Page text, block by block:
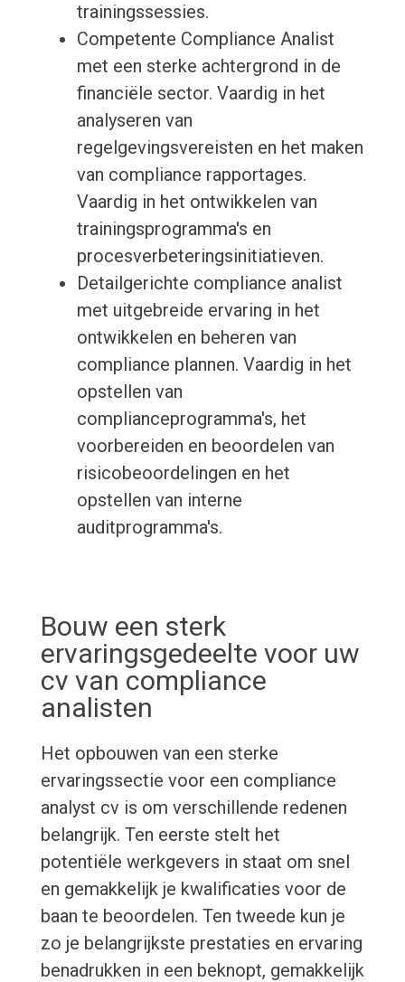
trainingssessies.
Competente Compliance Analist
met een sterke achtergrond in de
financiële sector. Vaardig in het
analyseren van
regelgevingsvereisten en het maken
van compliance rapportages.
Vaardig in het ontwikkelen van
trainingsprogramma's en
procesverbeteringsinitiatieven.
Detailgerichte compliance analist
met uitgebreide ervaring in het
ontwikkelen en beheren van
compliance plannen. Vaardig in het
opstellen van
complianceprogramma's, het
voorbereiden en beoordelen van
risicobeoordelingen en het
opstellen van interne
auditprogramma's.
Bouw een sterk
ervaringsgedeelte voor uw
cv van compliance
analisten
Het opbouwen van een sterke
ervaringssectie voor een compliance
analyst cv is om verschillende redenen
belangrijk. Ten eerste stelt het
potentiële werkgevers in staat om snel
en gemakkelijk je kwalificaties voor de
baan te beoordelen. Ten tweede kun je
zo je belangrijkste prestaties en ervaring
benadrukken in een beknopt, gemakkelijk